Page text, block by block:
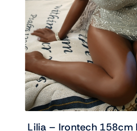
Lilia – Irontech 158cm